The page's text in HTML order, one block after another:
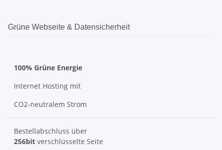
Grüne Webseite & Datensicherheit
100% Grüne Energie
Internet Hosting mit
CO2-neutralem Strom
Bestellabschluss über
256bit verschlüsselte Seite